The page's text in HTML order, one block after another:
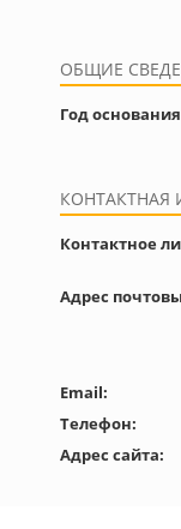
ОБЩИЕ
Год
Контактное
Адрес
Email:
Телефон:
Адрес сайта: